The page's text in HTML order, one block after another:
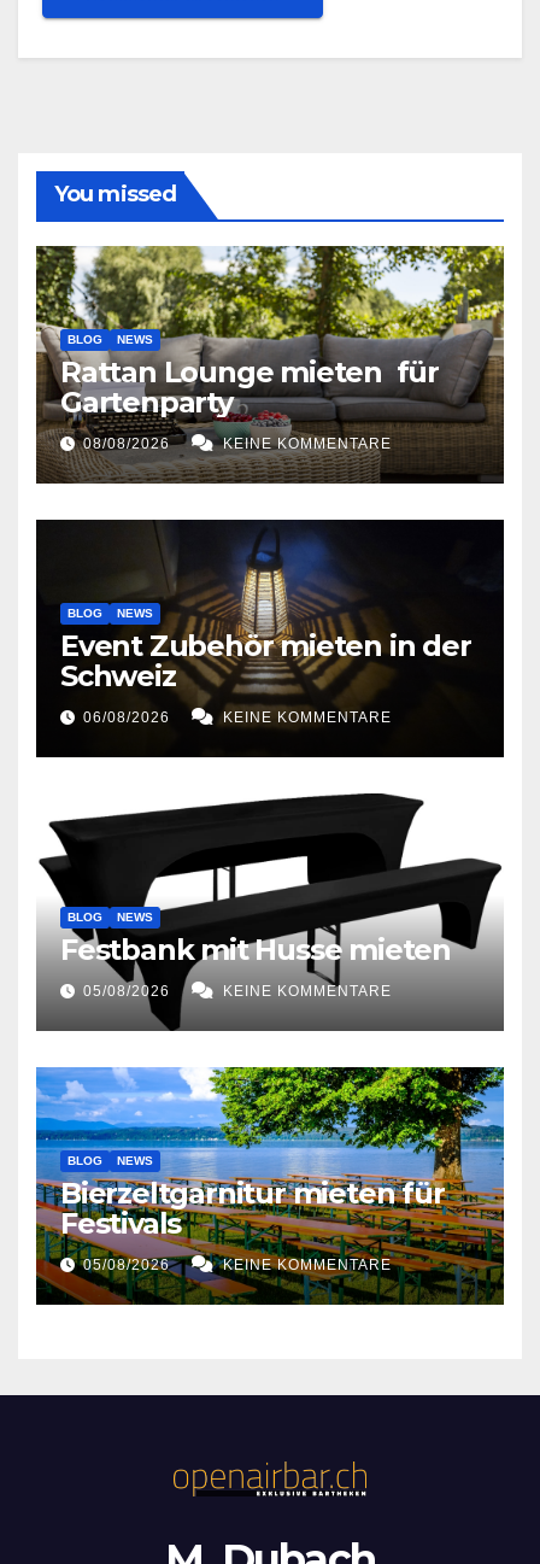
You missed
BLOG NEWS
Rattan Lounge mieten für
Gartenparty
08/08/2026 KEINE KOMMENTARE
BLOG NEWS
Event Zubehör mieten in der
Schweiz
06/08/2026 KEINE KOMMENTARE
BLOG NEWS
Festbank mit Husse mieten
05/08/2026 KEINE KOMMENTARE
BLOG NEWS
Bierzeltgarnitur mieten für
Festivals
05/08/2026 KEINE KOMMENTARE